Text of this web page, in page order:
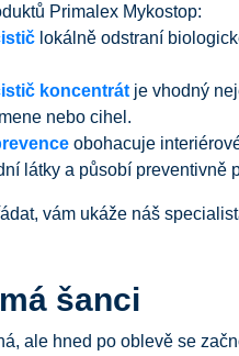
Primalex Mykostop:
lokálně odstraní
koncentrát je vhodný
nebo cihel.
obohacuje
látky a působí preventivně
vám ukáže náš
šanci
ale hned po oblevě se